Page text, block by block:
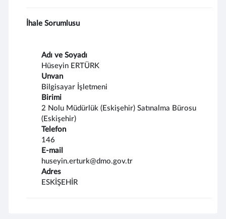
İhale Sorumlusu
Adı ve Soyadı
Hüseyin ERTÜRK
Unvan
Bilgisayar İşletmeni
Birimi
2 Nolu Müdürlük (Eskişehir) Satınalma Bürosu
(Eskişehir)
Telefon
146
E-mail
huseyin.erturk@dmo.gov.tr
Adres
ESKİŞEHİR